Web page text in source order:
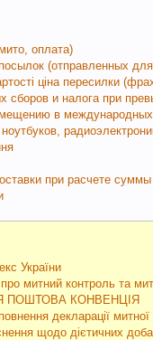
оплата)
(отправленных
ціна пересилки
сборов и налога при
в
при расчете
України
митний контроль та
ПОШТОВА КОНВЕНЦІЯ
декларації митної
щодо дієтичних